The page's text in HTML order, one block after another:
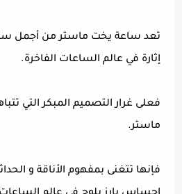
تعد ساعة يخت ماستر من أجمل
إثارة في عالم الساعات الفاخرة.
ماستر.
فإنها تتغنى بمفهوم الأناقة و